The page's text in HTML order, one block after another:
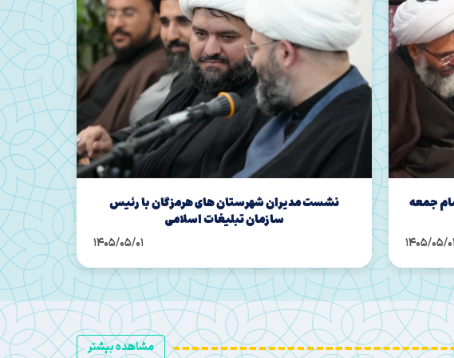
رئیس
1405/05/
نشست فرهیختگان هرمزگان با رئیس سازمان تبلیغات
اسلامی
1405/05/01
مشاهده بیشتر